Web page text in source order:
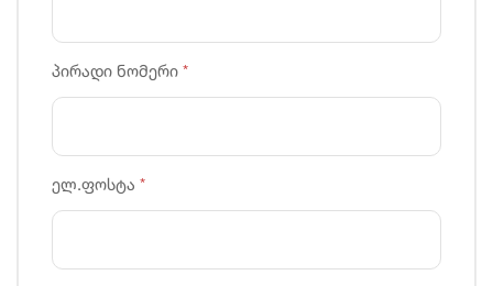
პირადი ნომერი *
ელ.ფოსტა *